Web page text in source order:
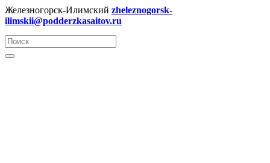
Железногорск-Илимский zheleznogorsk-
ilimskii@podderzkasaitov.ru